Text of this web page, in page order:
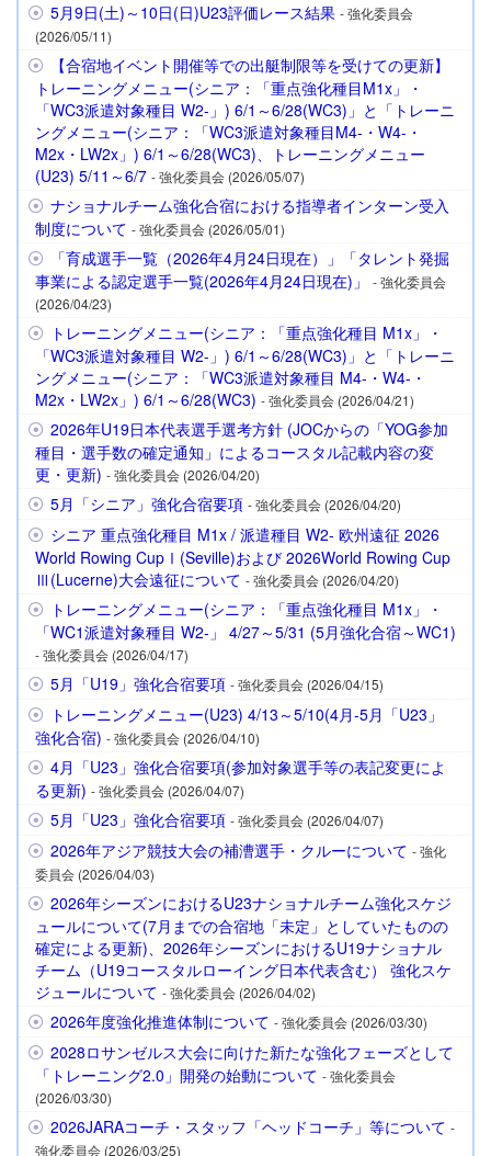
5月9日(土)～10日(日)U23評価レース結果 - 強化委員会
(2026/05/11)
【合宿地イベント開催等での出艇制限等を受けての更新】
トレーニングメニュー(シニア：「重点強化種目M1x」・
「WC3派遣対象種目 W2-」) 6/1～6/28(WC3)」と「トレーニ
ングメニュー(シニア：「WC3派遣対象種目M4-・W4-・
M2x・LW2x」) 6/1～6/28(WC3)、トレーニングメニュー
(U23) 5/11～6/7 - 強化委員会 (2026/05/07)
ナショナルチーム強化合宿における指導者インターン受入
制度について - 強化委員会 (2026/05/01)
「育成選手一覧（2026年4月24日現在）」「タレント発掘
事業による認定選手一覧(2026年4月24日現在)」
- 強化委員会
(2026/04/23)
トレーニングメニュー(シニア：「重点強化種目 M1x」・
「WC3派遣対象種目 W2-」) 6/1～6/28(WC3)」と「トレーニ
ングメニュー(シニア：「WC3派遣対象種目 M4-・W4-・
M2x・LW2x」) 6/1～6/28(WC3) - 強化委員会 (2026/04/21)
2026年U19日本代表選手選考方針 (JOCからの「YOG参加
種目・選手数の確定通知」によるコースタル記載内容の変
更・更新) - 強化委員会 (2026/04/20)
5月「シニア」強化合宿要項 - 強化委員会 (2026/04/20)
シニア 重点強化種目 M1x / 派遣種目 W2- 欧州遠征 2026
World Rowing CupⅠ(Seville)および 2026World Rowing Cup
Ⅲ(Lucerne)大会遠征について - 強化委員会 (2026/04/20)
トレーニングメニュー(シニア：「重点強化種目 M1x」・
「WC1派遣対象種目 W2-」 4/27～5/31 (5月強化合宿～WC1)
- 強化委員会 (2026/04/17)
5月「U19」強化合宿要項 - 強化委員会 (2026/04/15)
トレーニングメニュー(U23) 4/13～5/10(4月-5月「U23」
強化合宿) - 強化委員会 (2026/04/10)
4月「U23」強化合宿要項(参加対象選手等の表記変更によ
る更新) - 強化委員会 (2026/04/07)
5月「U23」強化合宿要項 - 強化委員会 (2026/04/07)
2026年アジア競技大会の補漕選手・クルーについて - 強化
委員会 (2026/04/03)
2026年シーズンにおけるU23ナショナルチーム強化スケジ
ュールについて(7月までの合宿地「未定」としていたものの
確定による更新)、2026年シーズンにおけるU19ナショナル
チーム（U19コースタルローイング日本代表含む） 強化スケ
ジュールについて - 強化委員会 (2026/04/02)
2026年度強化推進体制について - 強化委員会 (2026/03/30)
2028ロサンゼルス大会に向けた新たな強化フェーズとして
「トレーニング2.0」開発の始動について - 強化委員会
(2026/03/30)
2026JARAコーチ・スタッフ「ヘッドコーチ」等について -
強化委員会 (2026/03/25)